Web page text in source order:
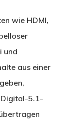
wie HDMI,
und
aus einer
5.1-